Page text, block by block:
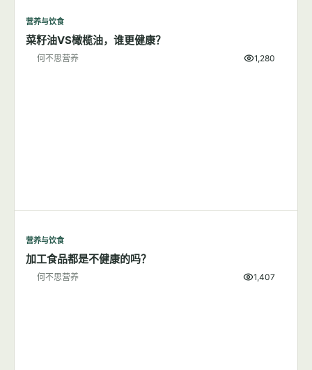
营养与饮食
菜籽油VS橄榄油，谁更健康？
何不思营养 1,280
营养与饮食
加工食品都是不健康的吗？
何不思营养 1,407